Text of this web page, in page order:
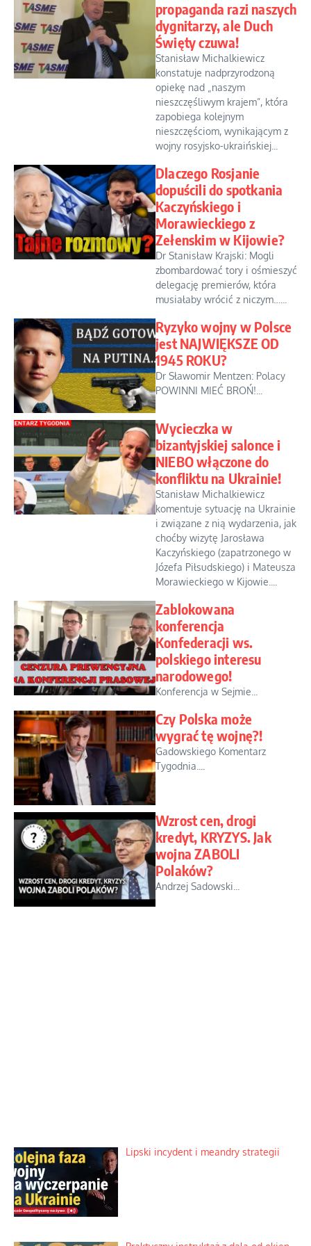
propaganda razi naszych
dygnitarzy, ale Duch
Święty czuwa!
Stanisław Michalkiewicz
konstatuje nadprzyrodzoną
opiekę nad „naszym
nieszczęśliwym krajem”, która
zapobiega kolejnym
nieszczęściom, wynikającym z
wojny rosyjsko-ukraińskiej...
Dlaczego Rosjanie
dopuścili do spotkania
Kaczyńskiego i
Morawieckiego z
Zełenskim w Kijowie?
Dr Stanisław Krajski: Mogli
zbombardować tory i ośmieszyć
delegację premierów, która
musiałaby wrócić z niczym…...
Ryzyko wojny w Polsce
jest NAJWIĘKSZE OD
1945 ROKU?
Dr Sławomir Mentzen: Polacy
POWINNI MIEĆ BROŃ!...
Wycieczka w
bizantyjskiej salonce i
NIEBO włączone do
konfliktu na Ukrainie!
Stanisław Michalkiewicz
komentuje sytuację na Ukrainie
i związane z nią wydarzenia, jak
choćby wizytę Jarosława
Kaczyńskiego (zapatrzonego w
Józefa Piłsudskiego) i Mateusza
Morawieckiego w Kijowie....
Zablokowana
konferencja
Konfederacji ws.
polskiego interesu
narodowego!
Konferencja w Sejmie...
Czy Polska może
wygrać tę wojnę?!
Gadowskiego Komentarz
Tygodnia....
Wzrost cen, drogi
kredyt, KRYZYS. Jak
wojna ZABOLI
Polaków?
Andrzej Sadowski...
Lipski incydent i meandry strategii